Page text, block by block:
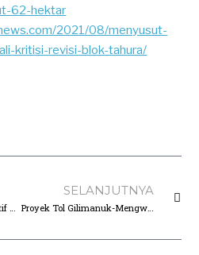
62-hektar
2021/08/menyusut-
kritisi-revisi-blok-tahura/
Menerabas Sawah Produktif Dan Kawasan Hutan, Frontier Dan WALHI Kritisi Tol Gilimanuk-Mengwi
SELANJUTNYA
Proyek Tol Gilimanuk-Mengwi Terabas 480,54 Ha Lahan Pertanian Produktif, WALHI Pertanyakan Komitmen Koster Soal Kemandirian Pangan